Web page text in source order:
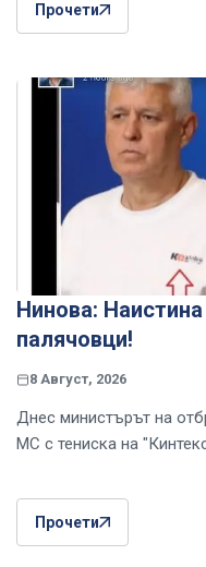
Прочети
Нинова:
палячовци!
8 Август, 2026
Днес министърът на
МС с тениска на
Прочети